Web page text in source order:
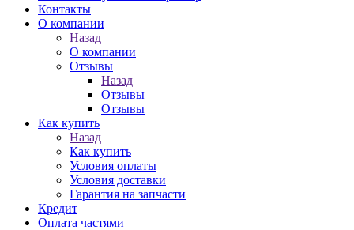
Контакты
О компании
Назад
О компании
Отзывы
Назад
Отзывы
Отзывы
Как купить
Назад
Как купить
Условия оплаты
Условия доставки
Гарантия на запчасти
Кредит
Оплата частями